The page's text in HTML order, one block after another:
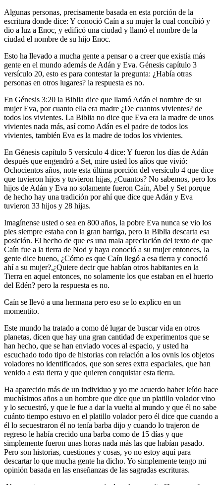
Algunas personas, precisamente basada en esta porción de la
escritura donde dice: Y conoció Caín a su mujer la cual concibió y
dio a luz a Enoc, y edificó una ciudad y llamó el nombre de la
ciudad el nombre de su hijo Enoc.
Esto ha llevado a mucha gente a pensar o a creer que existía más
gente en el mundo además de Adán y Eva. Génesis capítulo 3
versículo 20, esto es para contestar la pregunta: ¿Había otras
personas en otros lugares? la respuesta es no.
En Génesis 3:20 la Biblia dice que llamó Adán el nombre de su
mujer Eva, por cuanto ella era madre ¿De cuantos vivientes? de
todos los vivientes. La Biblia no dice que Eva era la madre de unos
vivientes nada más, así como Adán es el padre de todos los
vivientes, también Eva es la madre de todos los vivientes.
En Génesis capítulo 5 versículo 4 dice: Y fueron los días de Adán
después que engendró a Set, mire usted los años que vivió:
Ochocientos años, note esta última porción del versículo 4 que dice
que tuvieron hijos y tuvieron hijas, ¿Cuantos? No sabemos, pero los
hijos de Adán y Eva no solamente fueron Caín, Abel y Set porque
de hecho hay una tradición por ahí que dice que Adán y Eva
tuvieron 33 hijos y 28 hijas.
Imagínense usted o sea en 800 años, la pobre Eva nunca se vio los
pies siempre estaba con la gran barriga, pero la Biblia descarta esa
posición. El hecho de que es una mala apreciación del texto de que
Caín fue a la tierra de Nod y haya conoció a su mujer entonces, la
gente dice bueno, ¿Cómo es que Caín llegó a esa tierra y conoció
ahí a su mujer?,¿Quiere decir que habían otros habitantes en la
Tierra en aquel entonces, no solamente los que estaban en el huerto
del Edén? pero la respuesta es no.
Caín se llevó a una hermana pero eso se lo explico en un
momentito.
Este mundo ha tratado a como dé lugar de buscar vida en otros
planetas, dicen que hay una gran cantidad de experimentos que se
han hecho, que se han enviado voces al espacio, y usted ha
escuchado todo tipo de historias con relación a los ovnis los objetos
voladores no identificados, que son seres extra espaciales, que han
venido a esta tierra y que quieren conquistar esta tierra.
Ha aparecido más de un individuo y yo me acuerdo haber leído hace
muchísimos años a un hombre que dice que un platillo volador vino
y lo secuestró, y que le fue a dar la vuelta al mundo y que él no sabe
cuánto tiempo estuvo en el platillo volador pero él dice que cuando a
él lo secuestraron él no tenía barba dijo y cuando lo trajeron de
regreso le había crecido una barba como de 15 días y que
simplemente fueron unas horas nada más las que habían pasado.
Pero son historias, cuestiones y cosas, yo no estoy aquí para
descartar lo que mucha gente ha dicho. Yo simplemente tengo mi
opinión basada en las enseñanzas de las sagradas escrituras.